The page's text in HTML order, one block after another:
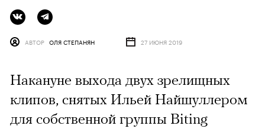
АВТОР ОЛЯ СТЕПАНЯН 27 ИЮНЯ 2019
Накануне выхода двух зрелищных
клипов, снятых Ильей Найшуллером
для собственной группы Biting